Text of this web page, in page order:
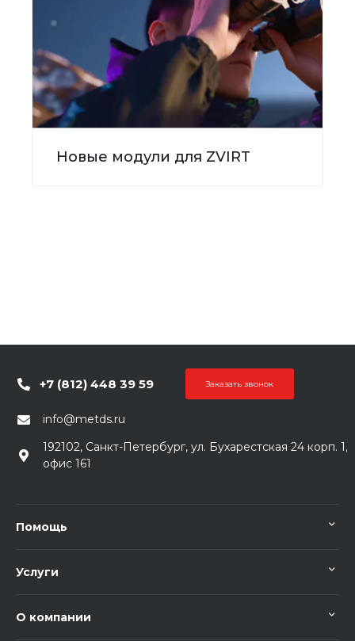
Новые модули для ZVIRT
+7 (812) 448 39 59 Заказать звонок
info@metds.ru
192102, Санкт-Петербург, ул. Бухарестская 24 корп. 1,
офис 161
Помощь
Услуги
О компании